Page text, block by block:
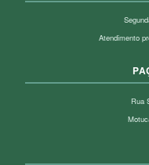
Atendimento
Rua